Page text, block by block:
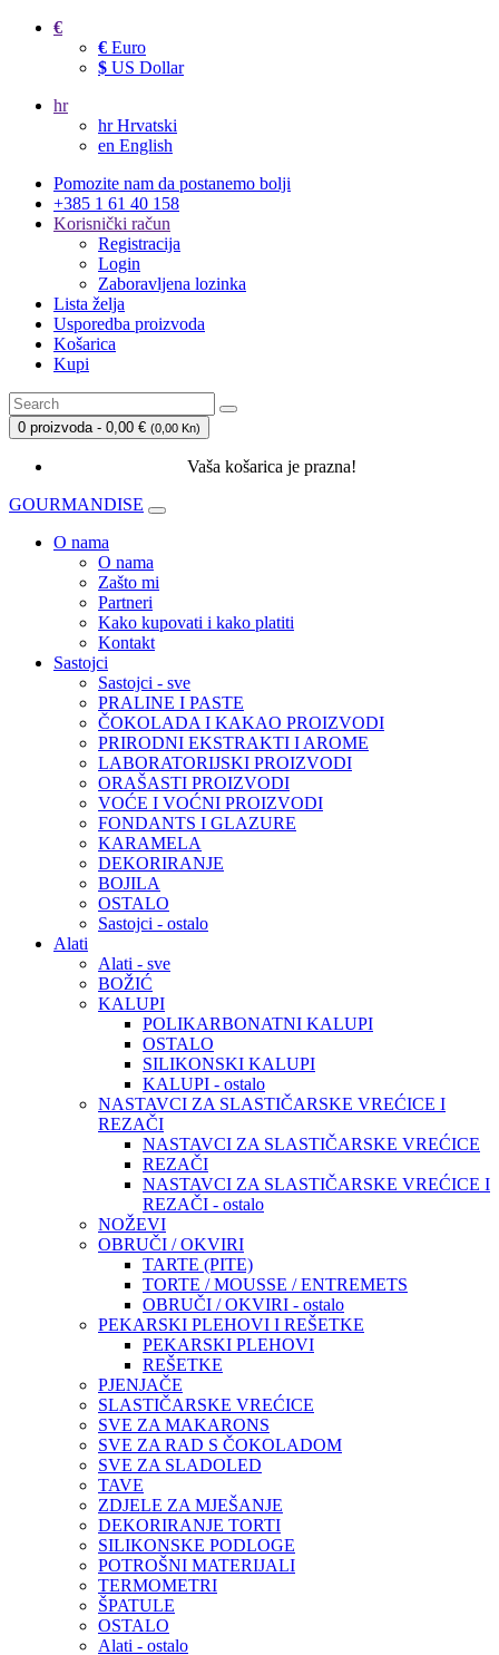
€
€ Euro
$ US Dollar
hr
hrHrvatski
en English
Pomozite nam da postanemo bolji
+385 1 61 40 158
Korisnički račun
Registracija
Login
Zaboravljena lozinka
Lista želja
Usporedba proizvoda
Košarica
Kupi
0 proizvoda - 0,00 € (0,00 Kn)
Vaša košarica je prazna!
GOURMANDISE
O nama
O nama
Zašto mi
Partneri
Kako kupovati i kako platiti
Kontakt
Sastojci
Sastojci - sve
PRALINE I PASTE
ČOKOLADA I KAKAO PROIZVODI
PRIRODNI EKSTRAKTI I AROME
LABORATORIJSKI PROIZVODI
ORAŠASTI PROIZVODI
VOĆE I VOĆNI PROIZVODI
FONDANTS I GLAZURE
KARAMELA
DEKORIRANJE
BOJILA
OSTALO
Sastojci - ostalo
Alati
Alati - sve
BOŽIĆ
KALUPI
POLIKARBONATNI KALUPI
OSTALO
SILIKONSKI KALUPI
KALUPI - ostalo
NASTAVCI ZA SLASTIČARSKE VREĆICE I
REZAČI
NASTAVCI ZA SLASTIČARSKE VREĆICE
REZAČI
NASTAVCI ZA SLASTIČARSKE VREĆICE I
REZAČI - ostalo
NOŽEVI
OBRUČI / OKVIRI
TARTE (PITE)
TORTE / MOUSSE / ENTREMETS
OBRUČI / OKVIRI - ostalo
PEKARSKI PLEHOVI I REŠETKE
PEKARSKI PLEHOVI
REŠETKE
PJENJAČE
SLASTIČARSKE VREĆICE
SVE ZA MAKARONS
SVE ZA RAD S ČOKOLADOM
SVE ZA SLADOLED
TAVE
ZDJELE ZA MJEŠANJE
DEKORIRANJE TORTI
SILIKONSKE PODLOGE
POTROŠNI MATERIJALI
TERMOMETRI
ŠPATULE
OSTALO
Alati - ostalo